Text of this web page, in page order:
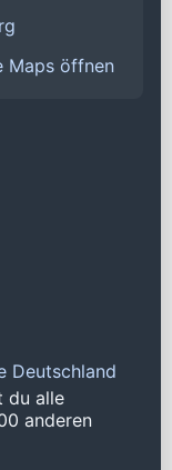
Maps öffnen
Deutschland
du alle
anderen